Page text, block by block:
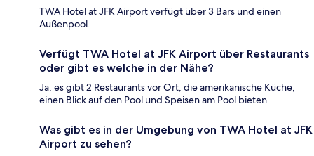
TWA Hotel at JFK Airport verfügt über 3 Bars und einen
Außenpool.
Verfügt TWA Hotel at JFK Airport über Restaurants
oder gibt es welche in der Nähe?
Ja, es gibt 2 Restaurants vor Ort, die amerikanische Küche,
einen Blick auf den Pool und Speisen am Pool bieten.
Was gibt es in der Umgebung von TWA Hotel at JFK
Airport zu sehen?